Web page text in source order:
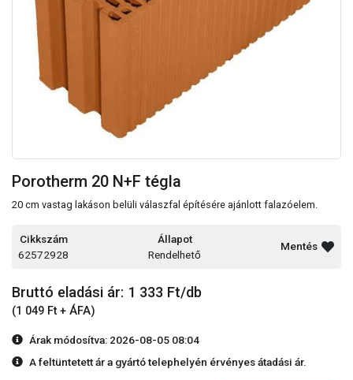
Porotherm 20 N+F tégla
20 cm vastag lakáson belüli válaszfal építésére ajánlott falazóelem.
Cikkszám
62572928
Állapot
Rendelhető
Mentés
Bruttó eladási ár: 1 333 Ft/db
(1 049 Ft + ÁFA)
Árak módosítva: 2026-08-05 08:04
A feltüntetett ár a gyártó telephelyén érvényes átadási ár.